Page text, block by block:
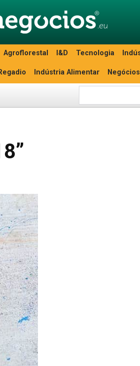
Agroflorestal I&D Tecnologia
Indústria Alimentar Negócios